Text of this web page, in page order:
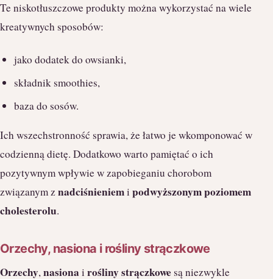
Te niskotłuszczowe produkty można wykorzystać na wiele
kreatywnych sposobów:
jako dodatek do owsianki,
składnik smoothies,
baza do sosów.
Ich wszechstronność sprawia, że łatwo je wkomponować w
codzienną dietę. Dodatkowo warto pamiętać o ich
pozytywnym wpływie w zapobieganiu chorobom
związanym znadciśnieniemi podwyższonym poziomem
cholesterolu.
Orzechy, nasiona i rośliny strączkowe
Orzechy,nasiona i rośliny strączkowe są niezwykle